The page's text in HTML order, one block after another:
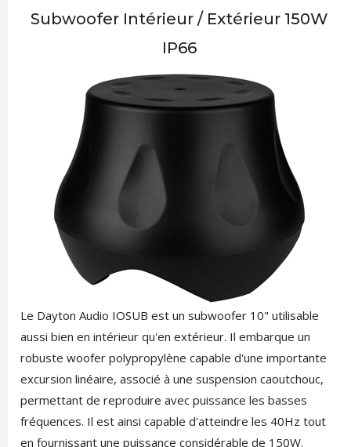
Subwoofer Intérieur / Extérieur 150W
IP66
Le Dayton Audio IOSUB est un subwoofer 10" utilisable
aussi bien en intérieur qu'en extérieur. Il embarque un
robuste woofer polypropylène capable d'une importante
excursion linéaire, associé à une suspension caoutchouc,
permettant de reproduire avec puissance les basses
fréquences. Il est ainsi capable d'atteindre les 40Hz tout
en fournissant une puissance considérable de 150W.